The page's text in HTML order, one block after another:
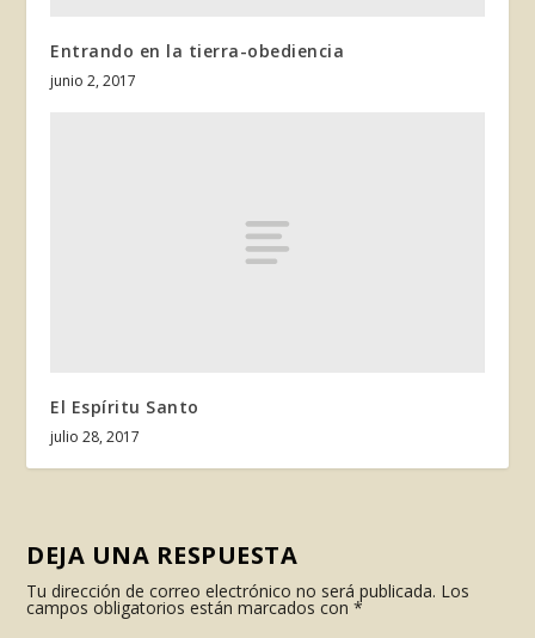
Entrando en la tierra-obediencia
junio 2, 2017
El Espíritu Santo
julio 28, 2017
DEJA UNA RESPUESTA
Tu dirección de correo electrónico no será publicada. Los
campos obligatorios están marcados con*